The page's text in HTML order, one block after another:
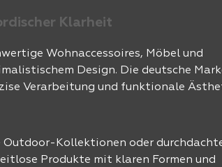
Klarheit
Wohnaccessoires, Möbel und
Design. Die deutsche
Verarbeitung und funktionale
Kollektionen oder
Produkte mit klaren Formen und